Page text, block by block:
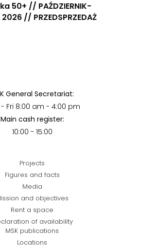
50+ // PAŹDZIERNIK-
2026 // PRZEDSPRZEDAŻ
General Secretariat:
Fri 8:00 am - 4:00 pm
Main cash register:
10:00 - 15:00
Projects
Figures and facts
Media
and objectives
Rent a space
of availability
MSK publications
Locations